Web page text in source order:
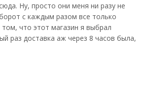
Ну, просто они меня ни разу не
с каждым разом все только
что этот магазин я выбрал
раз доставка аж через 8 часов была,